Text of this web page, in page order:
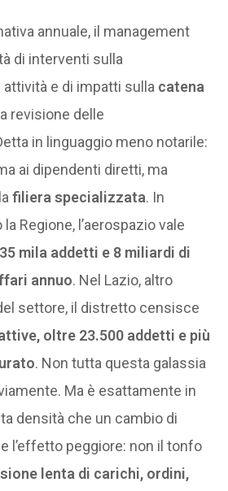
annuale, il management
di interventi sulla
e di impatti sulla catena
revisione delle
in linguaggio meno notarile:
ai dipendenti diretti, ma
filiera specializzata. In
Regione, l’aerospazio vale
mila addetti e 8 miliardi di
annuo. Nel Lazio, altro
settore, il distretto censisce
oltre 23.500 addetti e più
. Non tutta questa galassia
Ma è esattamente in
densità che un cambio di
l’effetto peggiore: non il tonfo
lenta di carichi, ordini,